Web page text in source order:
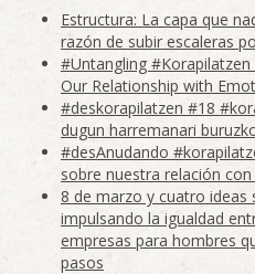
Estructura: La capa que
razón de subir escaleras
#Untangling
Our Relationship with
#deskorapilatzen #18
dugun harremanari
#desAnudando
sobre nuestra relación
8 de marzo y cuatro ideas
impulsando la igualdad
empresas para hombres
pasos